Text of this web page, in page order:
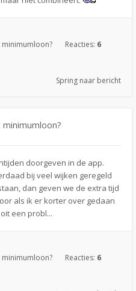
Reacties: 6
Spring naar bericht
minimumloon?
doorgeven in de app.
bij veel wijken geregeld
dan geven we de extra tijd
als ik er korter over gedaan
een probl...
Reacties: 6